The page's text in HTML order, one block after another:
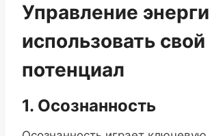
Управление
использовать свой
потенциал
1. Осознанность